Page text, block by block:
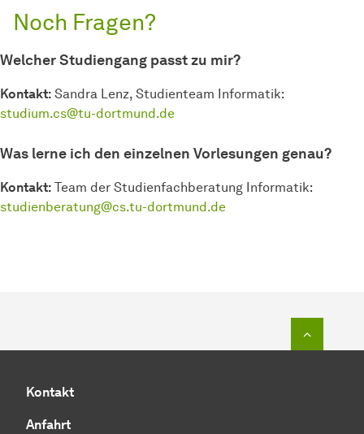
Noch Fragen?
Welcher Studiengang passt zu mir?
Kontakt: Sandra Lenz, Studienteam Informatik:
studium.cs@tu-dortmund.de
Was lerne ich den einzelnen Vorlesungen genau?
Kontakt: Team der Studienfachberatung Informatik:
studienberatung@cs.tu-dortmund.de
Kontakt
Anfahrt